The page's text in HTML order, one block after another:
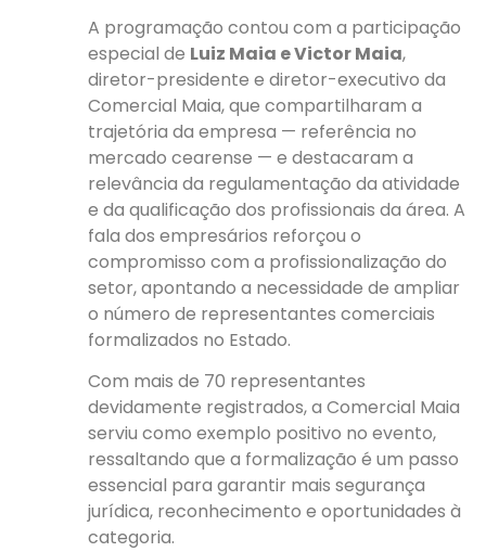
A programação contou com a participação
especial de Luiz Maia e Victor Maia,
diretor-presidente e diretor-executivo da
Comercial Maia, que compartilharam a
trajetória da empresa — referência no
mercado cearense — e destacaram a
relevância da regulamentação da atividade
e da qualificação dos profissionais da área. A
fala dos empresários reforçou o
compromisso com a profissionalização do
setor, apontando a necessidade de ampliar
o número de representantes comerciais
formalizados no Estado.
Com mais de 70 representantes
devidamente registrados, a Comercial Maia
serviu como exemplo positivo no evento,
ressaltando que a formalização é um passo
essencial para garantir mais segurança
jurídica, reconhecimento e oportunidades à
categoria.